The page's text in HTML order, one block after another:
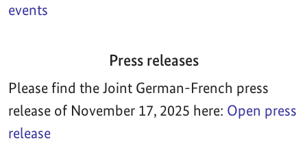
events
Press releases
Please find the Joint German-French press
release of November 17, 2025 here: Open press
release